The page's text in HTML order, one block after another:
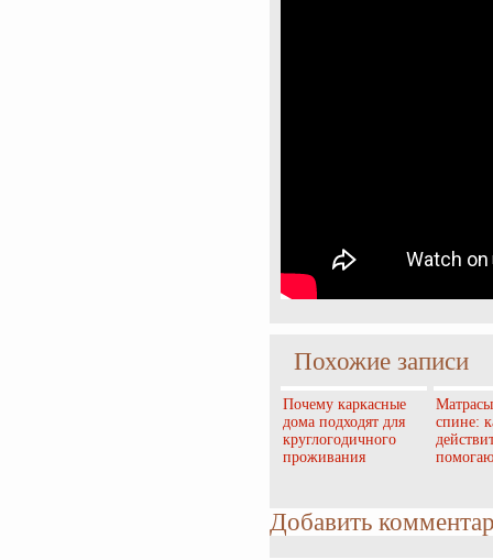
Похожие записи
Почему каркасные
дома подходят для
круглогодичного
проживания
спине:
Добавить